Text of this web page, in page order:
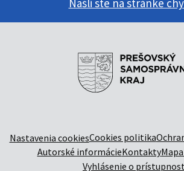
Našli ste na stránke
Nastavenia cookiesCookies politika
Autorské informácieKontakty
Vyhlásenie o